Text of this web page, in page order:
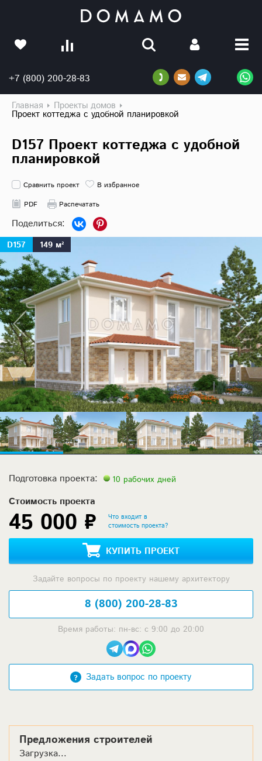
+7 (800) 200-28-83
Главная Проекты домов
Проект коттеджа с удобной планировкой
D157 Проект коттеджа с удобной
планировкой
Сравнить проект
В избранное
PDF
Распечатать
D157 149 м²
Подготовка проекта: 10 рабочих дней
Стоимость проекта
45 000 ₽
Что входит в
стоимость проекта?
КУПИТЬ ПРОЕКТ
Задайте вопросы по проекту нашему архитектору
8 (800) 200-28-83
Время работы: пн-вс: с 9:00 до 20:00
Задать вопрос по проекту
Предложения строителей
Загрузка...